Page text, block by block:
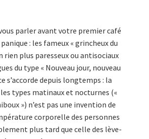
parler avant votre premier café
: les fameux « grincheux du
rien plus paresseux ou antisociaux
du type « Nouveau jour, nouveau
s’accorde depuis longtemps : la
types matinaux et nocturnes («
») n’est pas une invention de
corporelle des personnes
plus tard que celle des lève-